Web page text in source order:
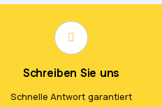
Schreiben Sie uns
Schnelle Antwort garantiert